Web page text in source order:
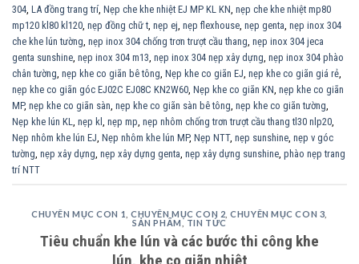
304 LA đồng trang trí Nẹp che khe nhiệt EJ MP KL KN nẹp che khe nhiệt mp80
mp120 kl80 kl120 nẹp đồng chữ t nẹp ej nẹp flexhouse nẹp genta nẹp inox 304
che khe lún tường nẹp inox 304 chống trơn trượt cầu thang nẹp inox 304 jeca
genta sunshine nẹp inox 304 m13 nẹp inox 304 nẹp xây dựng nẹp inox 304 phào
chân tường nẹp khe co giãn bê tông Nẹp khe co giãn EJ nẹp khe co giãn giá rẻ
nẹp khe co giãn góc EJ02C EJ08C KN2W60 Nẹp khe co giãn KN nẹp khe co giãn
MP, nẹp khe co giãn sàn nẹp khe co giãn sàn bê tông nẹp khe co giãn tường
Nẹp khe lún KL
nẹp kl nẹp mp nẹp nhôm chống trơn trượt cầu thang tl30 nlp20
Nẹp nhôm khe lún EJ Nẹp nhôm khe lún MP, Nẹp NTT, nẹp sunshine nẹp v góc
tường nẹp xây dựng nẹp xây dựng genta nẹp xây dựng sunshine phào nẹp trang
trí NTT
CHUYÊN MỤC CON 1 ,CHUYÊN MỤC CON 2 ,CHUYÊN MỤC CON 3
SẢN PHẨM
TIN TỨC
Tiêu chuẩn khe lún và các bước thi công khe
lún, khe co giãn nhiệt